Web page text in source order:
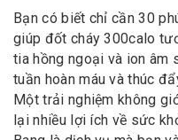
Bạn có biết chỉ cần 30
giúp đốt cháy 300calo
tia hồng ngoại và ion âm
tuần hoàn máu và thúc
Một trải nghiệm không
lại nhiều lợi ích về sức